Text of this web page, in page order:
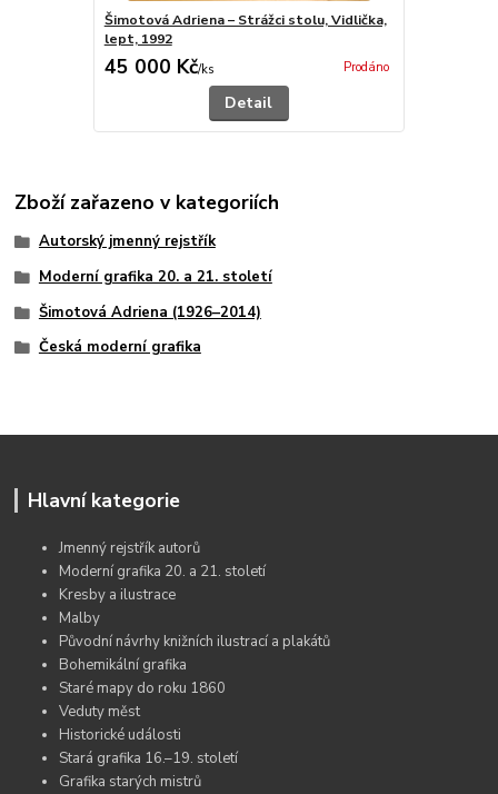
Šimotová Adriena – Strážci stolu, Vidlička,
lept, 1992
45 000 Kč/ks Prodáno
Detail
Zboží zařazeno v kategoriích
Autorský jmenný rejstřík
Moderní grafika 20. a 21. století
Šimotová Adriena (1926–2014)
Česká moderní grafika
Hlavní kategorie
Jmenný rejstřík autorů
Moderní grafika 20. a 21. století
Kresby a ilustrace
Malby
Původní návrhy knižních ilustrací a plakátů
Bohemikální grafika
Staré mapy do roku 1860
Veduty měst
Historické události
Stará grafika 16.–19. století
Grafika starých mistrů